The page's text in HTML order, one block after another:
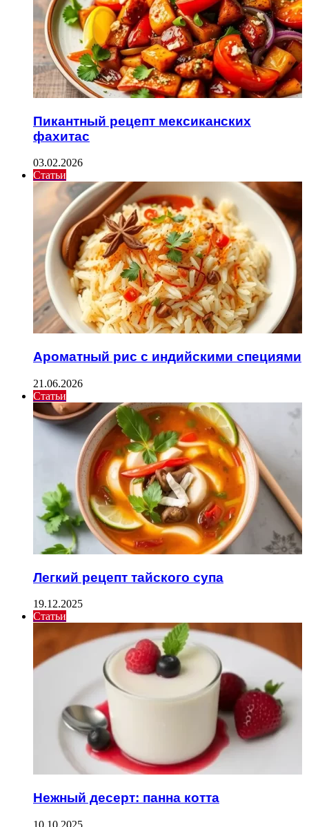
Пикантный рецепт мексиканских
фахитас
03.02.2026
Статьи
Ароматный рис с индийскими специями
21.06.2026
Статьи
Легкий рецепт тайского супа
19.12.2025
Статьи
Нежный десерт: панна котта
10.10.2025